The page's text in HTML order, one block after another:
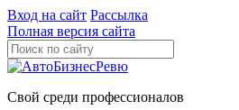
Вход на сайт Рассылка
Полная версия сайта
Свой среди профессионалов